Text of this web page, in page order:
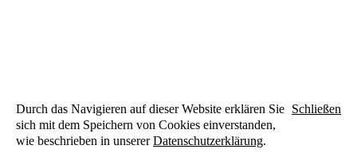
Durch das Navigieren auf dieser Website erklären Sie
sich mit dem Speichern von Cookies einverstanden,
wie beschrieben in unsererDatenschutzerklärung.
Schließen